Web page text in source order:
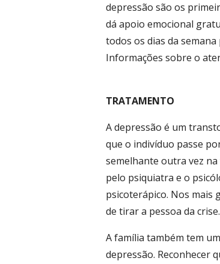
depressão são os
dá apoio emocional
todos os dias da
Informações sobre o
TRATAMENTO
A depressão é um
que o indivíduo passe
semelhante outra vez
pelo psiquiatra e o
psicoterápico. Nos mais
de tirar a pessoa da crise.
A família também tem
depressão. Reconhecer